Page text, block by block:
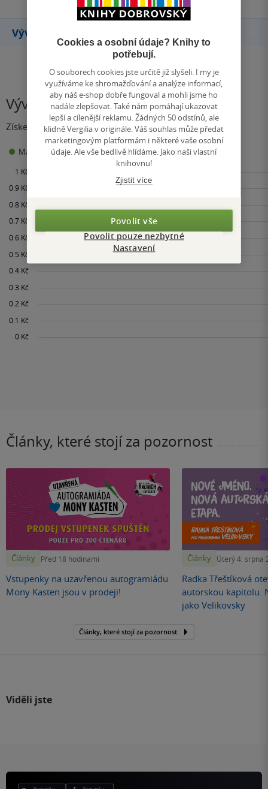
Vývoj ceny
Vývoj ceny
Získejte přehled o vývoji ceny za posledních 60 dní.
Maloobchodní cena Minimální prodejní cena:0 Kč
Články, které stojí za pozornost
Články Před 18 hodinami
Vstupenky na uzavřenou autogramiádu
Mony Kasten jsou v prodeji!
Články Úterý 4. srpna
Radka Třeštíková
autorskou kapitolu.
jako Velikovsky
Články, které stojí za pozornost
Viděli jste
Cookies a osobní údaje? Knihy to
potřebují.
O souborech cookies jste určitě již slyšeli. I my je
využíváme ke shromažďování a analýze informací,
aby náš e-shop dobře fungoval a mohli jsme ho
nadále zlepšovat. Také nám pomáhají ukazovat
lepší a cílenější reklamu. Žádných 50 odstínů, ale
klidně Vergilia v originále. Váš souhlas může předat
marketingovým platformám i některé vaše osobní
údaje. Ale vše bedlivě hlídáme. Jako naši vlastní
knihovnu!
Zjistit více
Povolit vše
Povolit pouze nezbytné
Nastavení